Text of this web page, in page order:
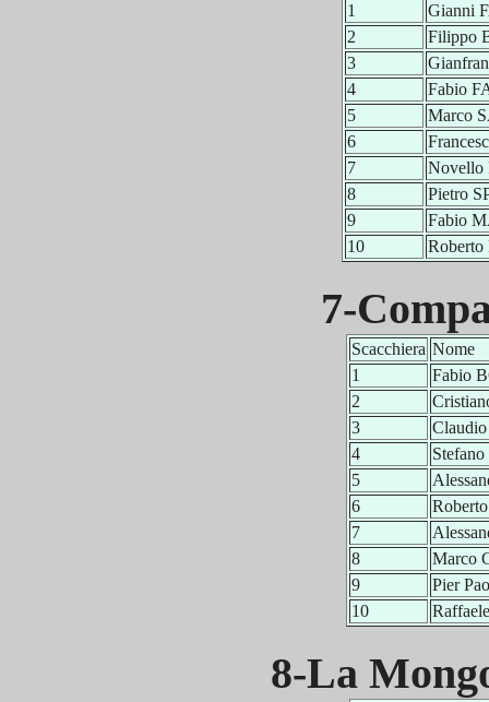
1
Gianni
2
Filippo
3
4
Fabio
5
Marco
6
7
Novello
8
Pietro
9
Fabio
10
7-
Scacchiera Nome
1
Fabio
2
3
4
5
6
7
8
Marco
9
Pier
10
8-La